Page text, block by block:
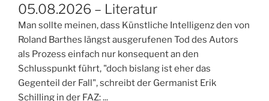
05.08.2026 – Literatur
Man sollte meinen, dass Künstliche Intelligenz den von
Roland Barthes längst ausgerufenen Tod des Autors
als Prozess einfach nur konsequent an den
Schlusspunkt führt, "doch bislang ist eher das
Gegenteil der Fall", schreibt der Germanist Erik
Schilling in der FAZ: ...